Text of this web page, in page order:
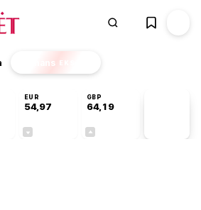
Finans EKSTRA
EUR
54,97
GBP
64,19